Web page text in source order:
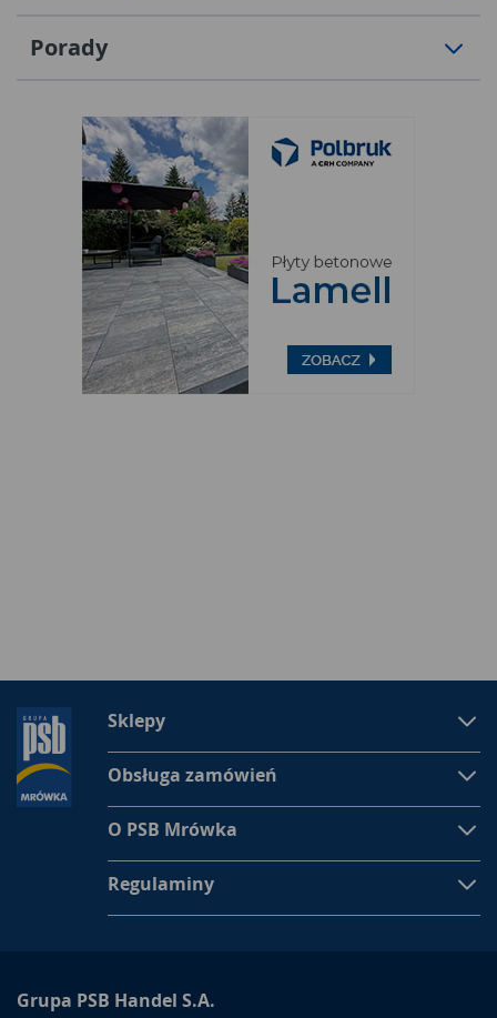
Porady
Sklepy
Obsługa zamówień
O PSB Mrówka
Regulaminy
Grupa PSB Handel S.A.